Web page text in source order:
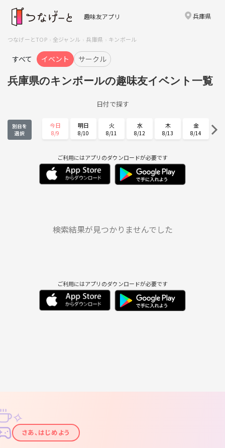
趣味友アプリ 兵庫県
つなげーとTOP 全ジャンル 兵庫県 キンボール
すべて イベント サークル
兵庫県のキンボールの趣味友イベント一覧
日付で探す
別日を
選択
今日
8/9
明日
8/10
火
8/11
水
8/12
木
8/13
金
8/14
8/15 8/16 8/17 8/18 8/19
金
8/21
土
8/22
月
8/24
火
8/25
9/2 9/3 9/4 9/5 9/6
ご利用にはアプリのダウンロードが必要です
検索結果が見つかりませんでした
ご利用にはアプリのダウンロードが必要です
✦
✧
さあ、はじめよう